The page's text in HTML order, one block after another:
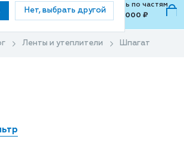
Нет, выбрать другой
с Подели
Можно оплатить по частям
от 700 ₽ до 15,000 ₽
Ленты и утеплители Шпагат